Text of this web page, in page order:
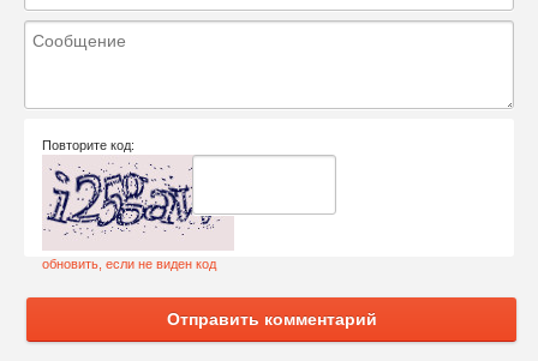
Повторите код:
обновить, если не виден код
Отправить комментарий